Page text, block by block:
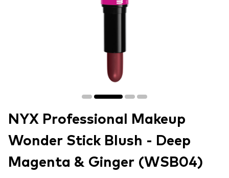
NYX Professional Makeup
Wonder Stick Blush - Deep
Magenta & Ginger (WSB04)